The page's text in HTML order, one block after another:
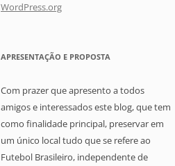
WordPress.org
APRESENTAÇÃO E PROPOSTA
Com prazer que apresento a todos
amigos e interessados este blog, que tem
como finalidade principal, preservar em
um único local tudo que se refere ao
Futebol Brasileiro, independente de